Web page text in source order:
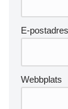
E-
Webbplats